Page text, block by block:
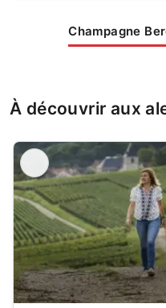
Champagne
À découvrir aux